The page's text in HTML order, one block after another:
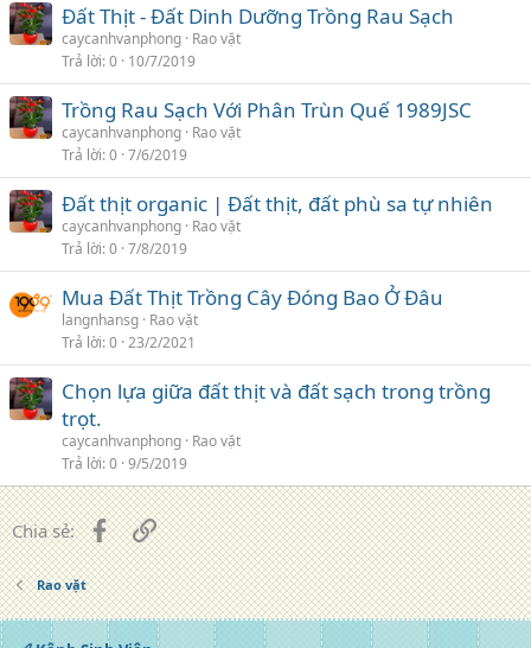
Đất Thịt - Đất Dinh Dưỡng Trồng Rau Sạch
caycanhvanphong Rao vặt
Trả lời 0 10/7/2019
Trồng Rau Sạch Với Phân Trùn Quế 1989JSC
caycanhvanphong Rao vặt
Trả lời 0 7/6/2019
Đất thịt organic | Đất thịt, đất phù sa tự nhiên
caycanhvanphong Rao vặt
Trả lời 0 7/8/2019
Mua Đất Thịt Trồng Cây Đóng Bao Ở Đâu
langnhansg Rao vặt
Trả lời 0 23/2/2021
Chọn lựa giữa đất thịt và đất sạch trong trồng
trọt.
caycanhvanphong Rao vặt
Trả lời 0 9/5/2019
Chia sẻ: FacebookLiên kết
Rao vặt